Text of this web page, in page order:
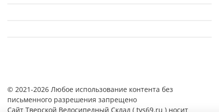
© 2021-2026 Любое использование контента без
письменного разрешения запрещено
Cайт Тверской Велосипедный Склад ( tvs69.ru ) носит